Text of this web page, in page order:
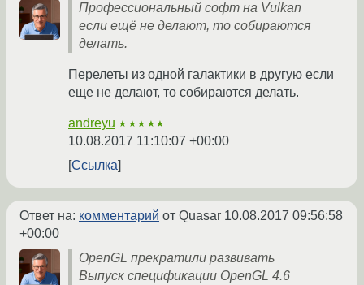
Профессиональный софт на Vulkan
если ещё не делают, то собираются
делать.
Перелеты из одной галактики в другую если
еще не делают, то собираются делать.
andreyu ★★★★★
10.08.2017 11:10:07 +00:00
Ссылка
Ответ на: комментарий от Quasar 10.08.2017 09:56:58
+00:00
OpenGL прекратили развивать
Выпуск спецификации OpenGL 4.6